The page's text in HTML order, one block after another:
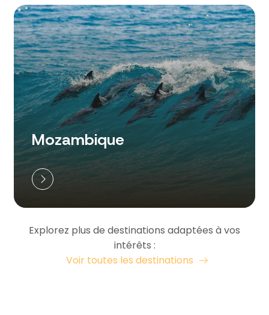
Mozambique
Explorez plus de destinations adaptées à vos
intérêts :
Voir toutes les destinations